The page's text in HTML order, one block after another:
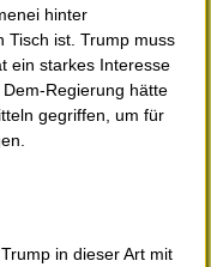
hinter
Tisch ist. Trump muss
ein starkes Interesse
Regierung hätte
gegriffen, um für
in dieser Art mit